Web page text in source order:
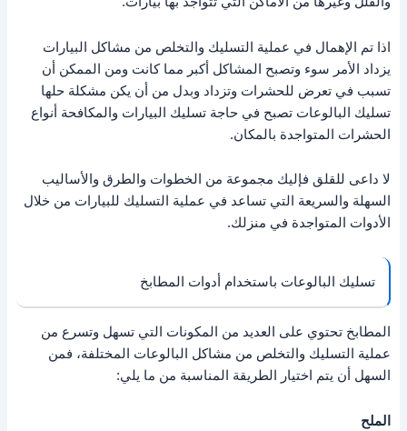
اذا تم الإهمال في عملية التسليك والتخلص من مشاكل البيارات
يزداد الأمر سوء وتصبح المشاكل أكبر مما كانت ومن الممكن أن
تسبب في تعرض للحشرات وتزداد وبدل من أن يكن مشكلة حلها
تسليك البالوعات تصبح في حاجة تسليك البيارات والمكافحة أنواع
الحشرات المتواجدة بالمكان.
لا داعى للقلق فإليك مجموعة من الخطوات والطرق والأساليب
السهلة والسريعة التي تساعد في عملية التسليك للبيارات من خلال
الأدوات المتواجدة في منزلك.
تسليك البالوعات باستخدام أدوات المطابخ
المطابخ تحتوي على العديد من المكونات التي تسهل وتسرع من
عملية التسليك والتخلص من مشاكل البالوعات المختلفة، فمن
السهل أن يتم اختيار الطريقة المناسبة من ما يلي:
الملح